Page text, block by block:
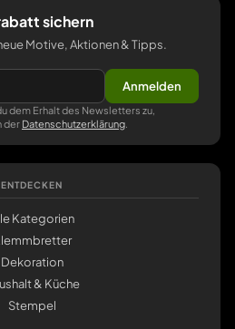
sichern
Motive, Aktionen & Tipps.
Anmelden
dem Erhalt des Newsletters zu,
der Datenschutzerklärung
ENTDECKEN
Kategorien
Dekoration
& Küche
Stempel